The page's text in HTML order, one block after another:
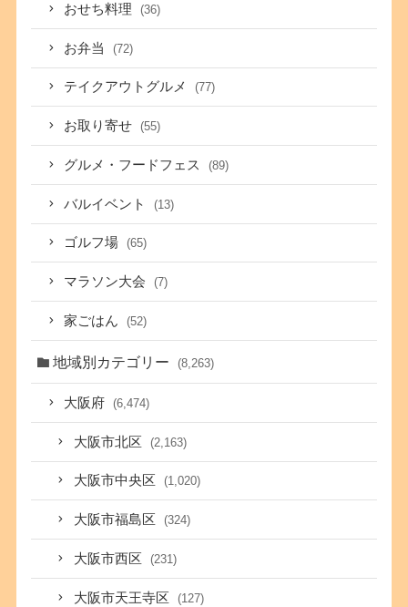
おせち料理 (36)
お弁当 (72)
テイクアウトグルメ (77)
お取り寄せ (55)
グルメ・フードフェス (89)
バルイベント (13)
ゴルフ場 (65)
マラソン大会 (7)
家ごはん (52)
地域別カテゴリー (8,263)
大阪府 (6,474)
大阪市北区 (2,163)
大阪市中央区 (1,020)
大阪市福島区 (324)
大阪市西区 (231)
大阪市天王寺区 (127)